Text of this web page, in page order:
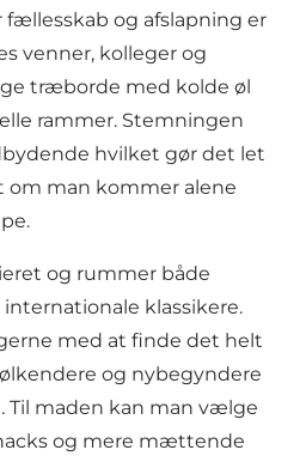
fællesskab og afslapning er
venner, kolleger og
træborde med kolde øl
rammer. Stemningen
hvilket gør det let
om man kommer alene
og rummer både
klassikere.
med at finde det helt
og nybegyndere
Til maden kan man vælge
og mere mættende